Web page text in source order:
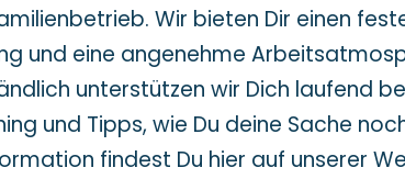
Wir bieten Dir einen
und eine angenehme
unterstützen wir Dich laufend
und Tipps, wie Du deine Sache
findest Du hier auf unserer